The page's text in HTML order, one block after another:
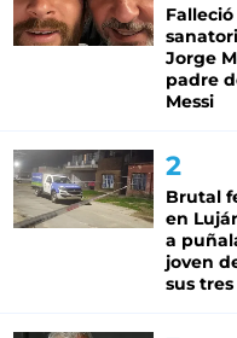
Jorge
padre
Messi
Brutal
en
a
joven
sus